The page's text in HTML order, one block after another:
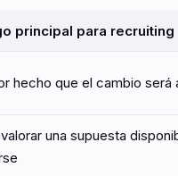
principal para recruiting
hecho que el cambio será
una supuesta